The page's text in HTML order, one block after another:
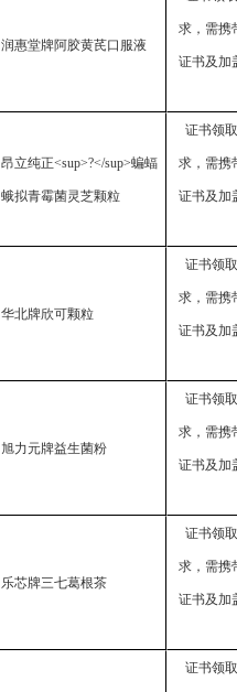
润惠堂牌阿胶黄芪口服液
求， 需携
证书及加
昂立纯正<sup>?</sup>蝙蝠
蛾拟青霉菌灵芝颗粒
证书领
求， 需携
证书及加
华北牌欣可颗粒
证书领
求， 需携
证书及加
旭力元牌益生菌粉
证书领
求， 需携
证书及加
乐芯牌三七葛根茶
证书领
求， 需携
证书及加
证书领